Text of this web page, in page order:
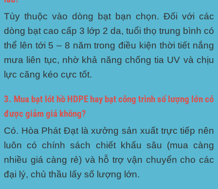
Tùy thuộc vào dòng bạt bạn chọn. Đối với các
dòng bạt cao cấp 3 lớp 2 da, tuổi thọ trung bình có
thể lên tới 5 – 8 năm trong điều kiện thời tiết nắng
mưa liên tục, nhờ khả năng chống tia UV và chịu
lực căng kéo cực tốt.
3. Mua bạt lót hồ HDPE hay bạt công trình số lượng lớn có
được giảm giá không?
Có. Hòa Phát Đạt là xưởng sản xuất trực tiếp nên
luôn có chính sách chiết khấu sâu (mua càng
nhiều giá càng rẻ) và hỗ trợ vận chuyển cho các
đại lý, chủ thầu lấy số lượng lớn.